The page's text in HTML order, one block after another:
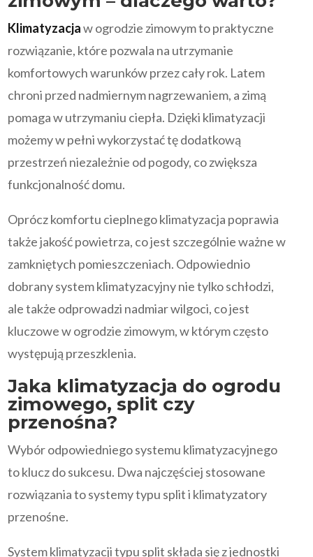
Klimatyzacjaw ogrodzie zimowym to praktyczne
rozwiązanie, które pozwala na utrzymanie
komfortowych warunków przez cały rok. Latem
chroni przed nadmiernym nagrzewaniem, a zimą
pomaga w utrzymaniu ciepła. Dzięki klimatyzacji
możemy w pełni wykorzystać tę dodatkową
przestrzeń niezależnie od pogody, co zwiększa
funkcjonalność domu.
Oprócz komfortu cieplnego klimatyzacja poprawia
także jakość powietrza, co jest szczególnie ważne w
zamkniętych pomieszczeniach. Odpowiednio
dobrany system klimatyzacyjny nie tylko schłodzi,
ale także odprowadzi nadmiar wilgoci, co jest
kluczowe w ogrodzie zimowym, w którym często
występują przeszklenia.
Jaka klimatyzacja do ogrodu
zimowego, split czy
przenośna?
Wybór odpowiedniego systemu klimatyzacyjnego
to klucz do sukcesu. Dwa najczęściej stosowane
rozwiązania to systemy typu split i klimatyzatory
przenośne.
System klimatyzacji typu split składa się z jednostki